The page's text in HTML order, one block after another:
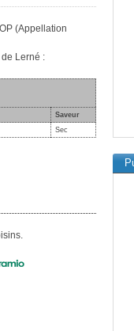
(Appellation
Lerné :
Saveur
Sec